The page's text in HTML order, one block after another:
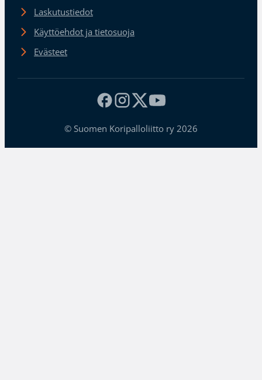
Laskutustiedot
Käyttöehdot ja tietosuoja
Evästeet
© Suomen Koripalloliitto ry 2026